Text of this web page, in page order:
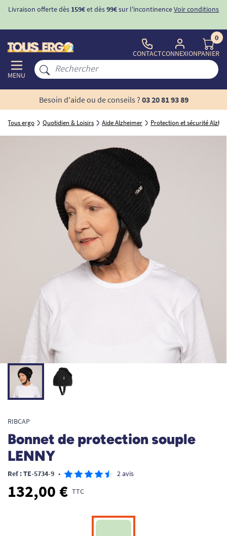
Livraison offerte dès 159€et dès99€sur l'incontinenceVoir conditions
MENU
CONTACTCONNEXION
0
PANIER
Besoin d'aide ou de conseils ? 03 20 81 93 89
Tous ergo Quotidien & Loisirs Aide Alzheimer Protection et sécurité
RIBCAP
Bonnet de protection souple
LENNY
Ref : TE-5734-9 • 2 avis
132,00 € TTC